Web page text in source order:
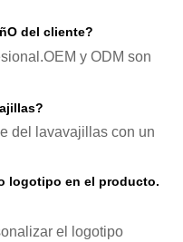
del cliente?
y ODM son
del lavavajillas con un
logotipo en el producto.
el logotipo